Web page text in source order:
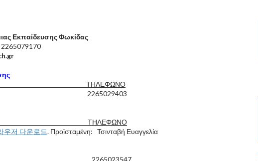
Εκπαίδευσης Φωκίδας
ΤΗΛΕΦΩΝΟ
2265029403
ΤΗΛΕΦΩΝΟ
우저 다운로드. Προϊσταμένη: Τσινταβή Ευαγγελία
Σοφία 2265023547